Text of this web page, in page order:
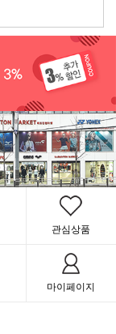
관심상품
마이페이지